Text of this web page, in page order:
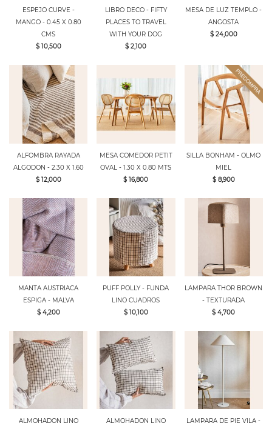
ESPEJO CURVE -
MANGO - 0.45 X 0.80
CMS
$ 10,500
LIBRO DECO - FIFTY
PLACES TO TRAVEL
WITH YOUR DOG
$ 2,100
MESA DE LUZ TEMPLO -
ANGOSTA
$ 24,000
ALFOMBRA RAYADA
ALGODON - 2.30 X 1.60
$ 12,000
MESA COMEDOR PETIT
OVAL - 1.30 X 0.80 MTS
$ 16,800
SILLA BONHAM - OLMO
MIEL
$ 8,900
MANTA AUSTRIACA
ESPIGA - MALVA
$ 4,200
PUFF POLLY - FUNDA
LINO CUADROS
$ 10,100
LAMPARA THOR BROWN
- TEXTURADA
$ 4,700
ALMOHADON LINO
ALMOHADON LINO
LAMPARA DE PIE VILA -